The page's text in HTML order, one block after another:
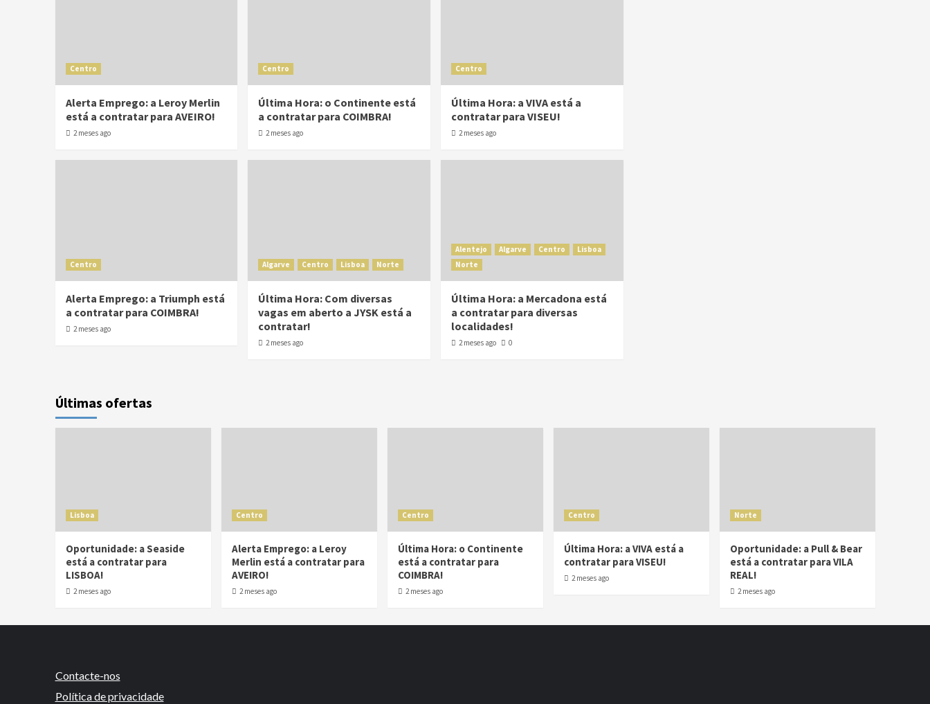
Centro
Alerta Emprego: a Leroy Merlin
está a contratar para AVEIRO!
2 meses ago
Centro
Última Hora: o Continente está
a contratar para COIMBRA!
2 meses ago
Centro
Última Hora: a VIVA está a
contratar para VISEU!
2 meses ago
Centro
Alerta Emprego: a Triumph está
a contratar para COIMBRA!
2 meses ago
Algarve Centro Lisboa Norte
Última Hora: Com diversas
vagas em aberto a JYSK está a
contratar!
2 meses ago
Alentejo Algarve Centro
Lisboa
Norte
Última Hora: a Mercadona está
a contratar para diversas
localidades!
2 meses ago 0
Últimas ofertas
Lisboa
Oportunidade: a Seaside
está a contratar para
LISBOA!
2 meses ago
Centro
Alerta Emprego: a Leroy
Merlin está a contratar para
AVEIRO!
2 meses ago
Centro
Última Hora: o Continente
está a contratar para
COIMBRA!
2 meses ago
Centro
Última Hora: a VIVA está a
contratar para VISEU!
2 meses ago
Norte
Oportunidade: a Pull & Bear
está a contratar para VILA
REAL!
2 meses ago
Contacte-nos
Política de privacidade